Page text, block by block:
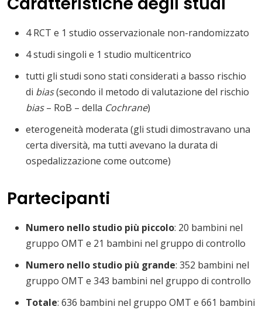
4 RCT e 1 studio osservazionale non-randomizzato
4 studi singoli e 1 studio multicentrico
tutti gli studi sono stati considerati a basso rischio
di bias(secondo il metodo di valutazione del rischio
bias– RoB – della Cochrane)
eterogeneità moderata (gli studi dimostravano una
certa diversità, ma tutti avevano la durata di
ospedalizzazione come outcome)
Partecipanti
Numero nello studio più piccolo: 20 bambini nel
gruppo OMT e 21 bambini nel gruppo di controllo
Numero nello studio più grande: 352 bambini nel
gruppo OMT e 343 bambini nel gruppo di controllo
Totale: 636 bambini nel gruppo OMT e 661 bambini